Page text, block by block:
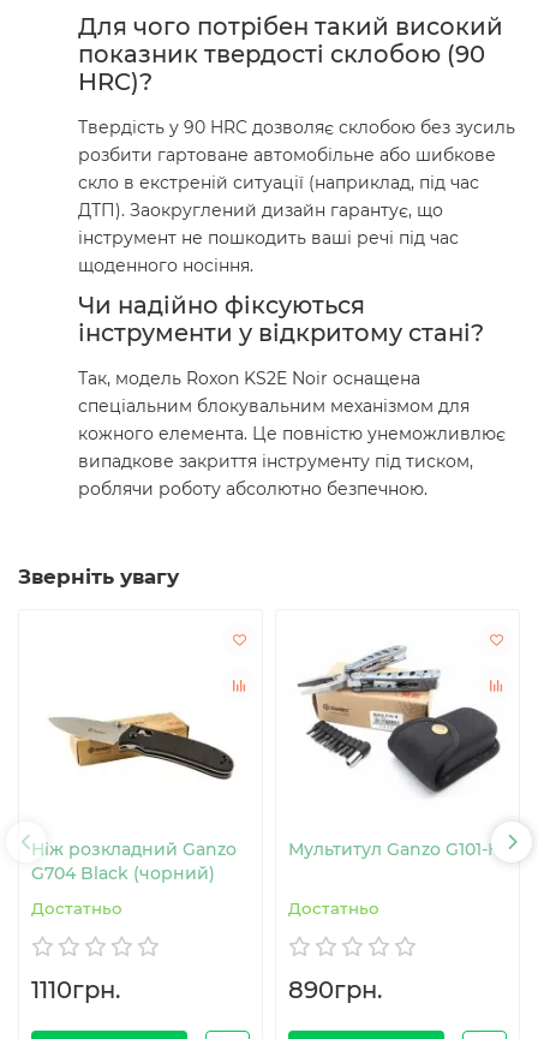
Для чого потрібен такий високий
показник твердості склобою (90
HRC)?
Твердість у 90 HRC дозволяє склобою без зусиль
розбити гартоване автомобільне або шибкове
скло в екстреній ситуації (наприклад, під час
ДТП). Заокруглений дизайн гарантує, що
інструмент не пошкодить ваші речі під час
щоденного носіння.
Чи надійно фіксуються
інструменти у відкритому стані?
Так, модель Roxon KS2E Noir оснащена
спеціальним блокувальним механізмом для
кожного елемента. Це повністю унеможливлює
випадкове закриття інструменту під тиском,
роблячи роботу абсолютно безпечною.
Зверніть увагу
Ніж розкладний Ganzo
G704 Black (чорний)
Достатньо
1110грн.
Мультитул Ganzo G101-H
Достатньо
890грн.